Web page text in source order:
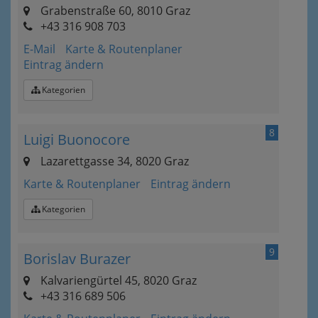
Grabenstraße 60, 8010 Graz
+43 316 908 703
E-Mail
Karte & Routenplaner
Eintrag ändern
Kategorien
8
Luigi Buonocore
Lazarettgasse 34, 8020 Graz
Karte & Routenplaner
Eintrag ändern
Kategorien
9
Borislav Burazer
Kalvariengürtel 45, 8020 Graz
+43 316 689 506